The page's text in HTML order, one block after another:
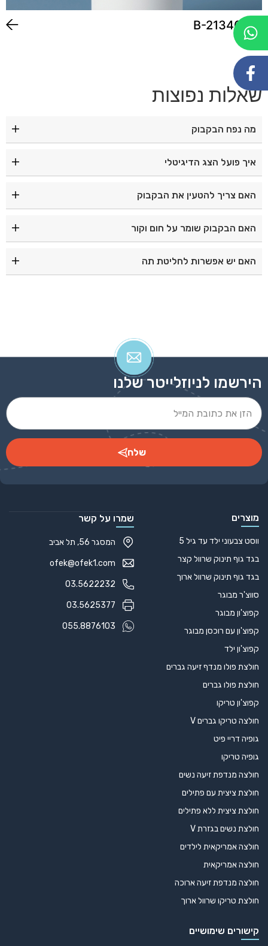
כוס B-21340
שאלות נפוצות
מה נפח הבקבוק
איך פועל הצג הדיגיטלי
חיישן חסכוני.
האם צריך להטעין את הבקבוק
האם הבקבוק שומר על חום וקור
האם יש אפשרות לחליטת תה
הירשמו לניוזלייטר שלנו
שלח
מוצרים
ווסט צבעוני ילד עד גיל 5
בגד גוף תינוק שרוול קצר
בגד גוף תינוק שרוול ארוך
סווצ'ר מבוגר
קפוצ'ון מבוגר
קפוצ'ון עם רוכסן מבוגר
קפוצ'ון ילד
חולצת פולו מנדף זיעה גברים
חולצת פולו גברים
קפוצ'ון טריקו
חולצה טריקו גברים V
גופיה דריי פיט
גופיה טריקו
חולצה מנדפת זיעה נשים
חולצת ציצית עם פתילים
חולצת ציצית ללא פתילים
חולצת נשים בגזרת V
חולצה אמריקאית לילדים
חולצה אמריקאית
חולצה מנדפת זיעה ארוכה
חולצת טריקו שרוול ארוך
קישורים שימושיים
שמרו על קשר
המסגר 56, תל אביב
ofek@ofek1.com
03.5622232
03.5625377
055.8876103